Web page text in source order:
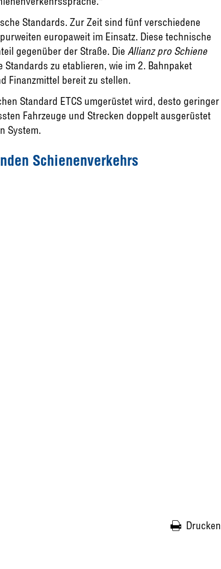
Standards. Zur Zeit sind fünf verschiedene
europaweit im Einsatz. Diese technische
gegenüber der Straße. Die Allianz pro Schiene
zu etablieren, wie im 2. Bahnpaket
Finanzmittel bereit zu stellen.
Standard ETCS umgerüstet wird, desto geringer
Fahrzeuge und Strecken doppelt ausgerüstet
System.
Schienenverkehrs
Drucken